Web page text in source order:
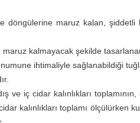
maruz kalan, şiddetli
kalmayacak şekilde
ihtimaliyle sağlanabildiği
ve iç cidar kalınlıkları
kalınlıkları toplamı ölçülürken